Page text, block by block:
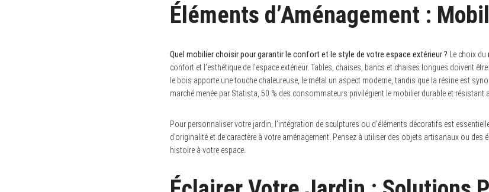
Éléments d’Aménagement :
Quel mobilier choisir pour garantir le confort et le style de votre espace extérieur ? Le choix du
confort et l’esthétique de l’espace extérieur. Tables, chaises, bancs et chaises longues doivent
le bois apporte une touche chaleureuse, le métal un aspect moderne, tandis que la résine est
marché menée par Statista, 50 % des consommateurs privilégient le mobilier durable et résistant
Pour personnaliser votre jardin, l’intégration de sculptures ou d’éléments décoratifs est
d’originalité et de caractère à votre aménagement. Pensez à utiliser des objets artisanaux ou des
histoire à votre espace.